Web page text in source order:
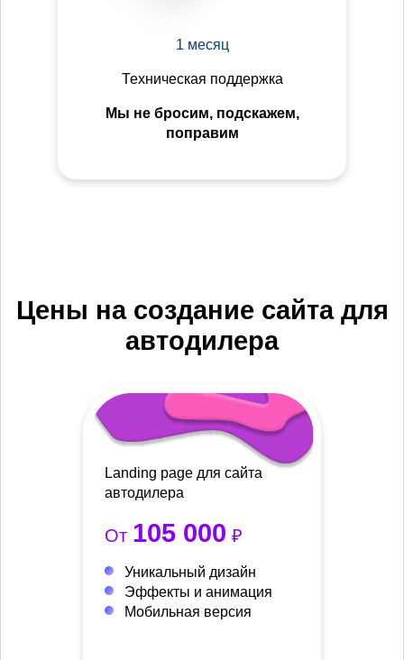
1 месяц
Техническая поддержка
Мы не бросим, подскажем,
поправим
Цены на создание сайта для
автодилера
Landing page для сайта
автодилера
От 105 000 ₽
Уникальный дизайн
Эффекты и анимация
Мобильная версия